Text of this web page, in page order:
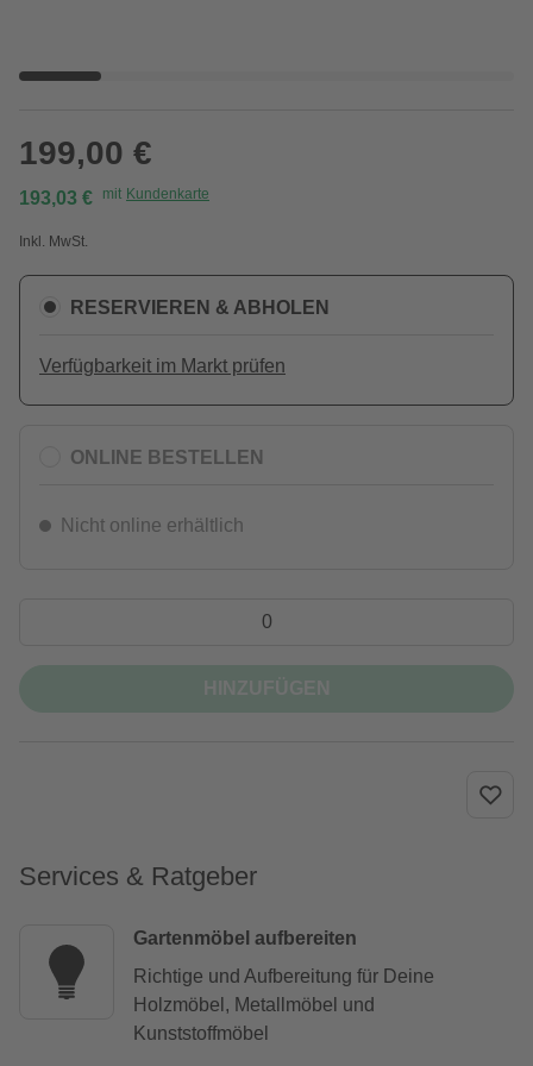
199,00 €
193,03 € mit Kundenkarte
Inkl. MwSt.
RESERVIEREN & ABHOLEN
Verfügbarkeit im Markt prüfen
ONLINE BESTELLEN
Nicht online erhältlich
Services & Ratgeber
Gartenmöbel aufbereiten
Richtige und Aufbereitung für Deine
Holzmöbel, Metallmöbel und
Kunststoffmöbel